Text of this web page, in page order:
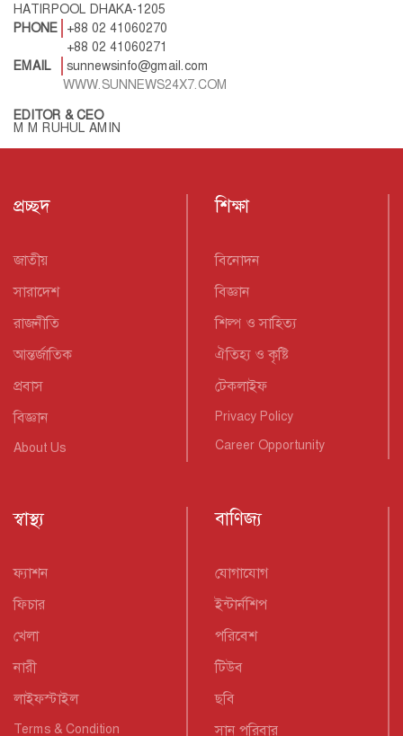
HATIRPOOL DHAKA-1205
PHONE
+88 02 41060270
+88 02 41060271
EMAIL
sunnewsinfo@gmail.com
WWW.SUNNEWS24X7.COM
EDITOR & CEO
M M RUHUL AMIN
প্রচ্ছদ
জাতীয়
সারাদেশ
রাজনীতি
আন্তর্জাতিক
প্রবাস
বিজ্ঞান
About Us
শিক্ষা
বিনোদন
বিজ্ঞান
শিল্প ও সাহিত্য
ঐতিহ্য ও কৃষ্টি
টেকলাইফ
Privacy Policy
Career Opportunity
স্বাস্থ্য
ফ্যাশন
ফিচার
খেলা
নারী
লাইফস্টাইল
Terms & Condition
বাণিজ্য
যোগাযোগ
ইন্টার্নশিপ
পরিবেশ
টিউব
ছবি
সান পরিবার